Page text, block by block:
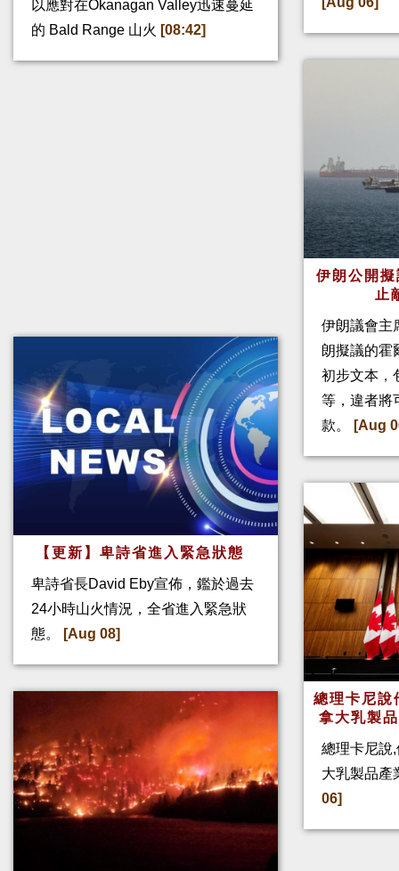
以應對在Okanagan Valley迅速蔓延
的 Bald Range 山火 [08:42]
【更新】卑詩省進入緊急狀態
卑詩省長David Eby宣佈，鑑於過去
24小時山火情況，全省進入緊急狀
態。
[Aug 08]
伊朗公開
止
伊朗議會主
朗擬議的霍
初步文本，
等，違者將
款。
[Aug
總理卡尼
拿大乳製
總理卡尼說
大乳製品產
06]